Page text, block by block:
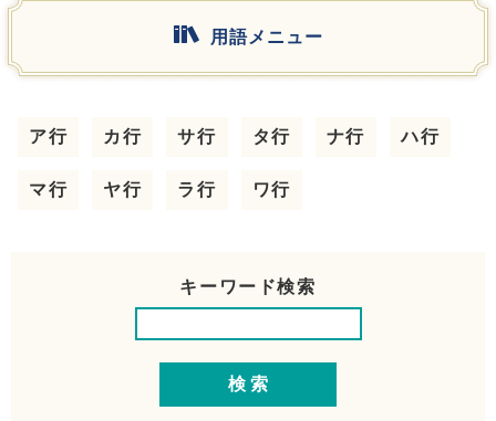
用語メニュー
ア行 カ行 サ行 タ行 ナ行 ハ行
マ行 ヤ行 ラ行 ワ行
キーワード検索